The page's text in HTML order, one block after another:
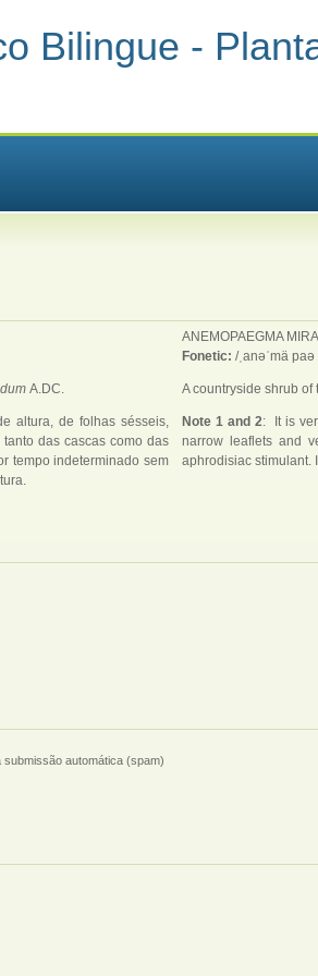
Bilingue -
A.DC.
altura, de folhas sésseis,
das cascas como das
tempo indeterminado sem
ANEMOPAEGMA
Fonetic: /ˌanəˈmä
A countryside shrub of
Note 1 and 2: It is
narrow leaflets and
aphrodisiac stimulant.
automática (spam)